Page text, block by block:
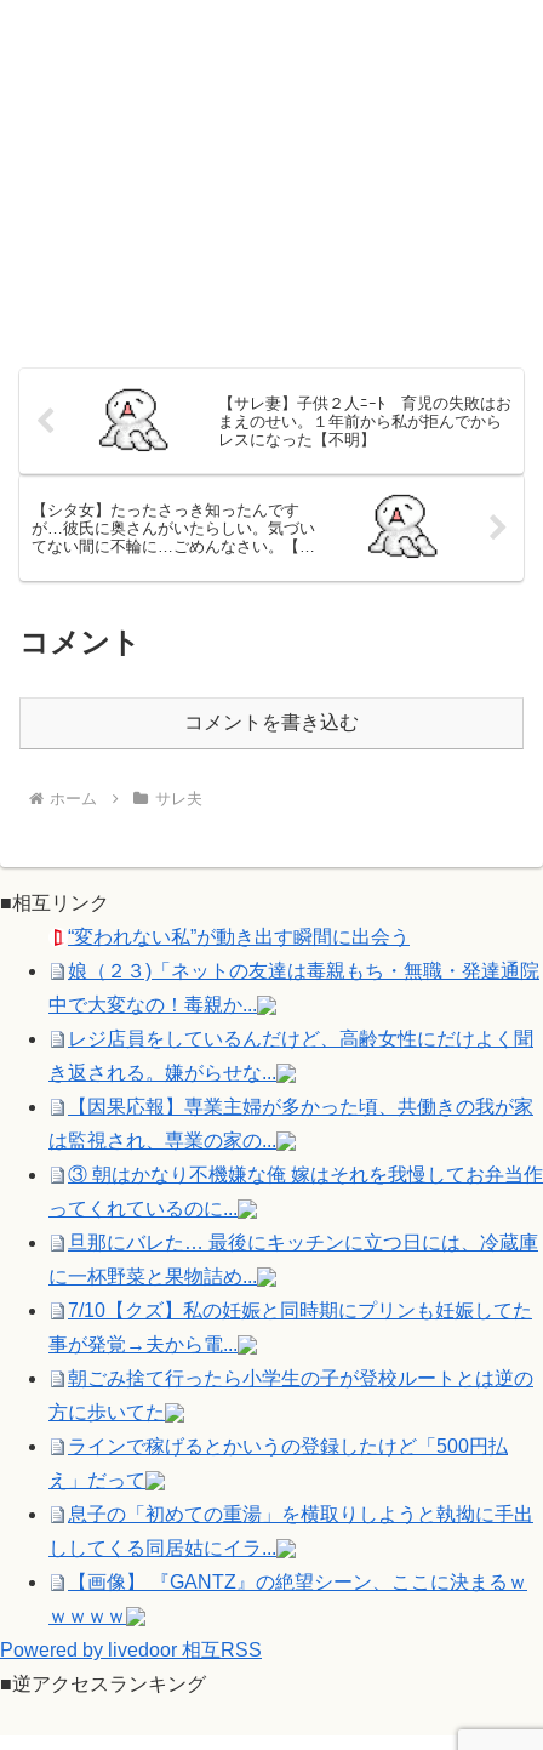
【サレ妻】子供２人ﾆｰﾄ 育児の失敗はお
まえのせい。１年前から私が拒んでから
レスになった【不明】
【シタ女】たったさっき知ったんです
が…彼氏に奥さんがいたらしい。気づい
てない間に不輪に…ごめんなさい。【別
コメント
コメントを書き込む
ホーム サレ夫
■相互リンク
“変われない私”が動き出す瞬間に出会う
娘（２３)「ネットの友達は毒親もち・無職・発達通院
中で大変なの！毒親か...
レジ店員をしているんだけど、高齢女性にだけよく聞
き返される。嫌がらせな...
【因果応報】専業主婦が多かった頃、共働きの我が家
は監視され、専業の家の...
③ 朝はかなり不機嫌な俺 嫁はそれを我慢してお弁当作
ってくれているのに...
旦那にバレた… 最後にキッチンに立つ日には、冷蔵庫
に一杯野菜と果物詰め...
7/10【クズ】私の妊娠と同時期にプリンも妊娠してた
事が発覚→夫から電...
朝ごみ捨て行ったら小学生の子が登校ルートとは逆の
方に歩いてた
ラインで稼げるとかいうの登録したけど「500円払
え」だって
息子の「初めての重湯」を横取りしようと執拗に手出
ししてくる同居姑にイラ...
【画像】 『GANTZ』の絶望シーン、ここに決まるｗ
ｗｗｗｗ
Powered by livedoor 相互RSS
■逆アクセスランキング